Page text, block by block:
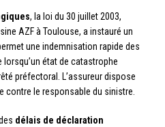
, la loi du 30 juillet 2003,
AZF à Toulouse, a instauré un
une indemnisation rapide des
état de catastrophe
préfectoral. L’assureur dispose
contre le responsable du sinistre.
délais de déclaration